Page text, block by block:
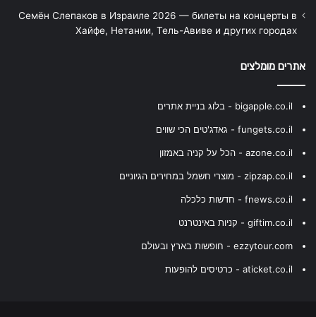
Семён Слепаков в Израиле 2026 — билеты на концерты в
Хайфе, Нетании, Тель-Авиве и других городах
אתרים מומלצים
bigapple.co.il - בלוג בניית אתרים
fungets.co.il - גאדג'טים הכי שווים
azone.co.il - הכל על קניה באמזון
zipzap.co.il - מוצרי חשמל במחירים הגיוניים
fnews.co.il - חדשות כלכלה
giftim.co.il - קניות באינטרנט
ezzytour.com - חופשות בארץ ובעולם
aticket.co.il - כרטיסים להופעות